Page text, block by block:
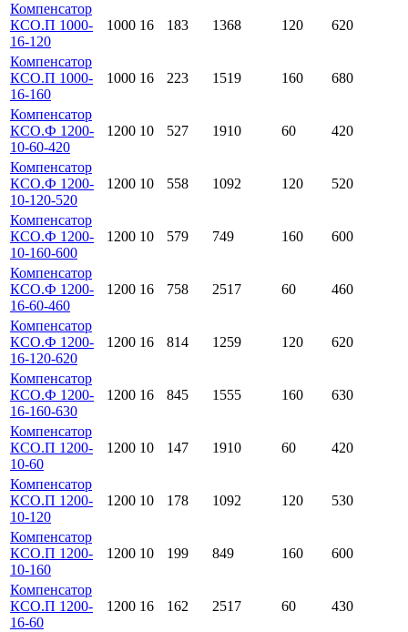
Компенсатор
КСО.П 1000-
16-120
1000 16 183 1368 120 620
Компенсатор
КСО.П 1000-
16-160
1000 16 223 1519 160 680
Компенсатор
КСО.Ф 1200-
10-60-420
1200 10 527 1910 60 420
Компенсатор
КСО.Ф 1200-
10-120-520
1200 10 558 1092 120 520
Компенсатор
КСО.Ф 1200-
10-160-600
1200 10 579 749 160 600
Компенсатор
КСО.Ф 1200-
16-60-460
1200 16 758 2517 60 460
Компенсатор
КСО.Ф 1200-
16-120-620
1200 16 814 1259 120 620
Компенсатор
КСО.Ф 1200-
16-160-630
1200 16 845 1555 160 630
Компенсатор
КСО.П 1200-
10-60
1200 10 147 1910 60 420
Компенсатор
КСО.П 1200-
10-120
1200 10 178 1092 120 530
Компенсатор
КСО.П 1200-
10-160
1200 10 199 849 160 600
Компенсатор
КСО.П 1200-
16-60
1200 16 162 2517 60 430